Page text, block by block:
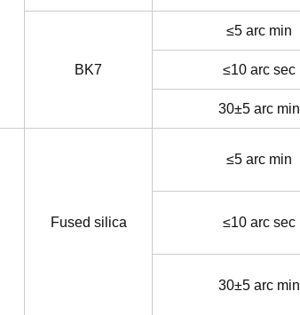
BK7
≤5 arc min
≤10 arc sec
30±5 arc min
Fused silica
≤5 arc min
≤10 arc sec
30±5 arc min